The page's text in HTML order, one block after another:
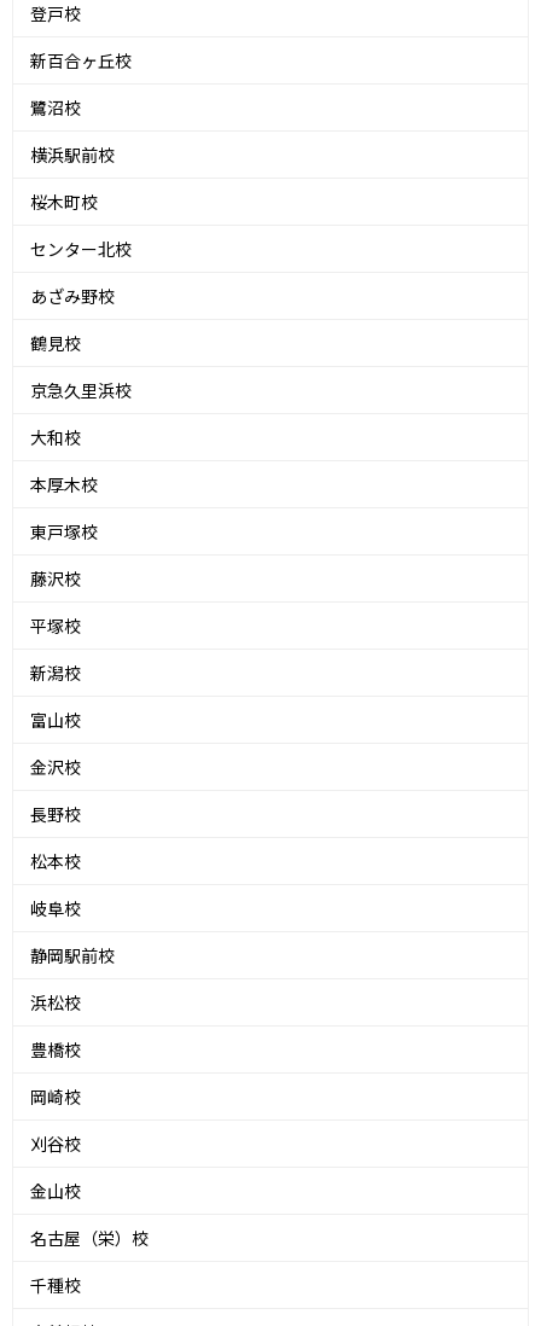
登戸校
新百合ヶ丘校
鷺沼校
横浜駅前校
桜木町校
センター北校
あざみ野校
鶴見校
京急久里浜校
大和校
本厚木校
東戸塚校
藤沢校
平塚校
新潟校
富山校
金沢校
長野校
松本校
岐阜校
静岡駅前校
浜松校
豊橋校
岡崎校
刈谷校
金山校
名古屋（栄）校
千種校